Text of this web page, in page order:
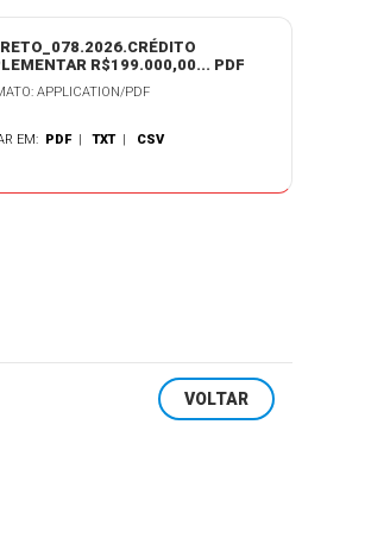
R$199.000,00... PDF
APPLICATION/PDF
EM: PDF |TXT | CSV
VOLTAR